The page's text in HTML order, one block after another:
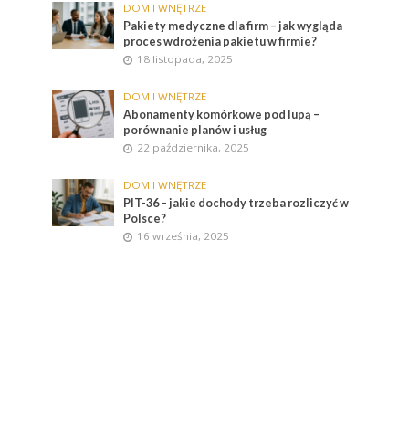
DOM I WNĘTRZE
Pakiety medyczne dla firm – jak wygląda
proces wdrożenia pakietu w firmie?
18 listopada, 2025
DOM I WNĘTRZE
Abonamenty komórkowe pod lupą –
porównanie planów i usług
22 października, 2025
DOM I WNĘTRZE
PIT-36 – jakie dochody trzeba rozliczyć w
Polsce?
16 września, 2025